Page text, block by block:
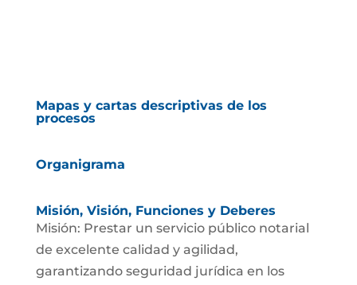
Mapas y cartas descriptivas de los
procesos
Organigrama
Misión, Visión, Funciones y Deberes
Misión: Prestar un servicio público notarial
de excelente calidad y agilidad,
garantizando seguridad jurídica en los